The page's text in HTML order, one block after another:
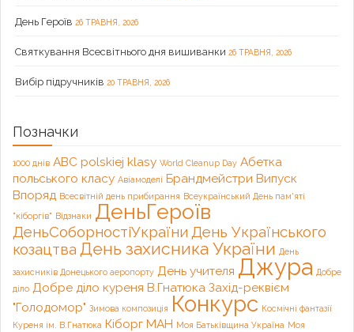
День Героїв 26 ТРАВНЯ, 2026
Святкування Всесвітнього дня вишиванки 26 ТРАВНЯ, 2026
Вибір підручників 20 ТРАВНЯ, 2026
Позначки
1000 днів ABC polskiej klasy World Cleanup Day Абетка
польського класу Авіамоделі Брандмейстри Випуск
Впоряд Всесвітній день прибирання Всеукраїнський День пам'яті
"кіборгів" Відзнаки ДеньГероїв
ДеньСоборностіУкраїни День Українського
козацтва День захисника України День
захисників Донецького аеропорту День учителя Джура Добре
діло Добре діло куреня В.Гнатюка Захід-реквієм
"Голодомор" Зимова композиція Конкурс Космічні фантазії
Куреня ім. В.Гнатюка Кіборг МАН Моя Батьківщина Україна Моя